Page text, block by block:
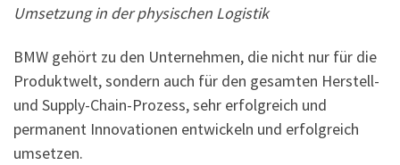
Umsetzung in der physischen Logistik
BMW gehört zu den Unternehmen, die nicht nur für die
Produktwelt, sondern auch für den gesamten Herstell-
und Supply-Chain-Prozess, sehr erfolgreich und
permanent Innovationen entwickeln und erfolgreich
umsetzen.